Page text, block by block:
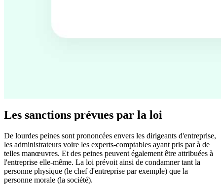
Les sanctions prévues par la loi
De lourdes peines sont prononcées envers les dirigeants d'entreprise,
les administrateurs voire les experts-comptables ayant pris par à de
telles manœuvres. Et des peines peuvent également être attribuées à
l'entreprise elle-même. La loi prévoit ainsi de condamner tant la
personne physique (le chef d'entreprise par exemple) que la
personne morale (la société).